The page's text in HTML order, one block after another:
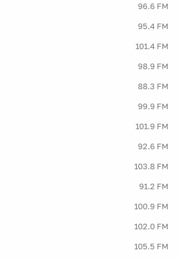
96.6 FM
95.4 FM
101.4 FM
98.9 FM
88.3 FM
99.9 FM
101.9 FM
92.6 FM
103.8 FM
91.2 FM
100.9 FM
102.0 FM
105.5 FM